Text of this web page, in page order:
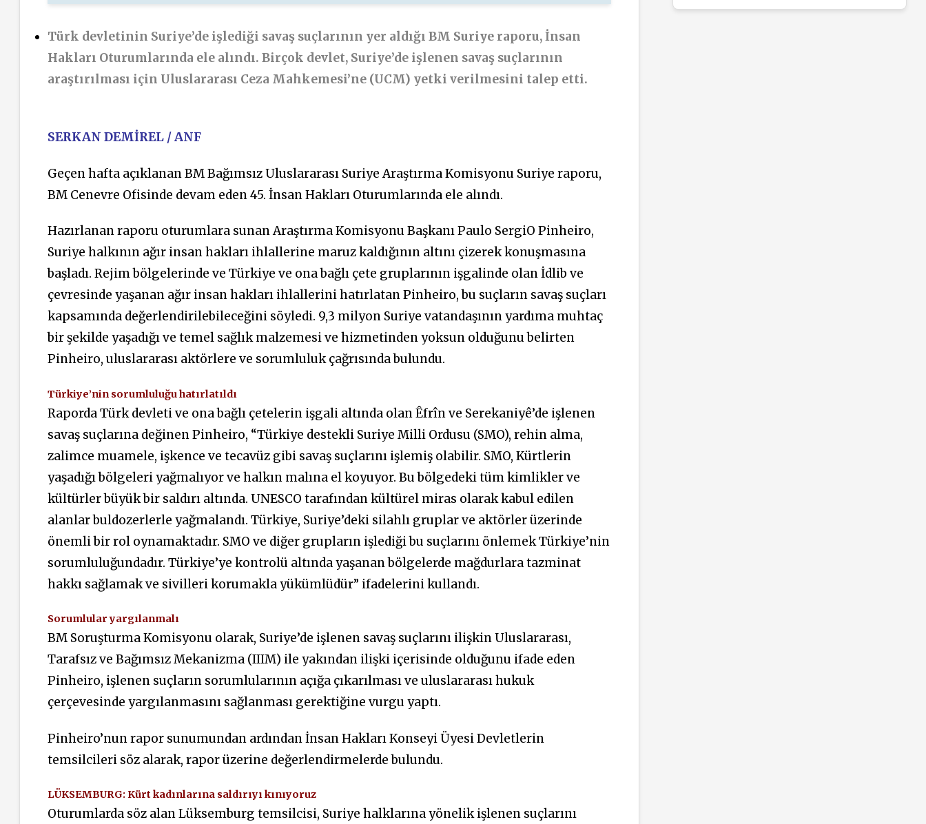
Türk devletinin Suriye’de işlediği savaş suçlarının yer aldığı BM Suriye raporu, İnsan
Hakları Oturumlarında ele alındı. Birçok devlet, Suriye’de işlenen savaş suçlarının
araştırılması için Uluslararası Ceza Mahkemesi’ne (UCM) yetki verilmesini talep etti.
SERKAN DEMİREL / ANF
Geçen hafta açıklanan BM Bağımsız Uluslararası Suriye Araştırma Komisyonu Suriye raporu,
BM Cenevre Ofisinde devam eden 45. İnsan Hakları Oturumlarında ele alındı.
Hazırlanan raporu oturumlara sunan Araştırma Komisyonu Başkanı Paulo SergiO Pinheiro,
Suriye halkının ağır insan hakları ihlallerine maruz kaldığının altını çizerek konuşmasına
başladı. Rejim bölgelerinde ve Türkiye ve ona bağlı çete gruplarının işgalinde olan İdlib ve
çevresinde yaşanan ağır insan hakları ihlallerini hatırlatan Pinheiro, bu suçların savaş suçları
kapsamında değerlendirilebileceğini söyledi. 9,3 milyon Suriye vatandaşının yardıma muhtaç
bir şekilde yaşadığı ve temel sağlık malzemesi ve hizmetinden yoksun olduğunu belirten
Pinheiro, uluslararası aktörlere ve sorumluluk çağrısında bulundu.
Türkiye’nin sorumluluğu hatırlatıldı
Raporda Türk devleti ve ona bağlı çetelerin işgali altında olan Êfrîn ve Serekaniyê’de işlenen
savaş suçlarına değinen Pinheiro, “Türkiye destekli Suriye Milli Ordusu (SMO), rehin alma,
zalimce muamele, işkence ve tecavüz gibi savaş suçlarını işlemiş olabilir. SMO, Kürtlerin
yaşadığı bölgeleri yağmalıyor ve halkın malına el koyuyor. Bu bölgedeki tüm kimlikler ve
kültürler büyük bir saldırı altında. UNESCO tarafından kültürel miras olarak kabul edilen
alanlar buldozerlerle yağmalandı. Türkiye, Suriye’deki silahlı gruplar ve aktörler üzerinde
önemli bir rol oynamaktadır. SMO ve diğer grupların işlediği bu suçlarını önlemek Türkiye’nin
sorumluluğundadır. Türkiye’ye kontrolü altında yaşanan bölgelerde mağdurlara tazminat
hakkı sağlamak ve sivilleri korumakla yükümlüdür” ifadelerini kullandı.
Sorumlular yargılanmalı
BM Soruşturma Komisyonu olarak, Suriye’de işlenen savaş suçlarını ilişkin Uluslararası,
Tarafsız ve Bağımsız Mekanizma (IIIM) ile yakından ilişki içerisinde olduğunu ifade eden
Pinheiro, işlenen suçların sorumlularının açığa çıkarılması ve uluslararası hukuk
çerçevesinde yargılanmasını sağlanması gerektiğine vurgu yaptı.
Pinheiro’nun rapor sunumundan ardından İnsan Hakları Konseyi Üyesi Devletlerin
temsilcileri söz alarak, rapor üzerine değerlendirmelerde bulundu.
LÜKSEMBURG: Kürt kadınlarına saldırıyı kınıyoruz
Oturumlarda söz alan Lüksemburg temsilcisi, Suriye halklarına yönelik işlenen suçlarını